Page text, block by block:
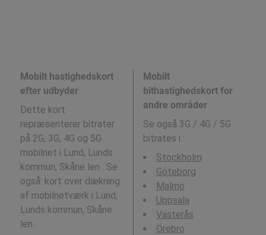
Mobilt hastighedskort
efter udbyder
Dette kort
repræsenterer bitrater
på 2G, 3G, 4G og 5G
mobilnet i Lund, Lunds
kommun, Skåne len . Se
også: kort over dækning
af mobilnetværk i Lund,
Lunds kommun, Skåne
len .
Mobilt
bithastighedskort for
andre områder
Se også 3G / 4G / 5G
bitrates i :
Stockholm
Göteborg
Malmö
Uppsala
Västerås
Örebro